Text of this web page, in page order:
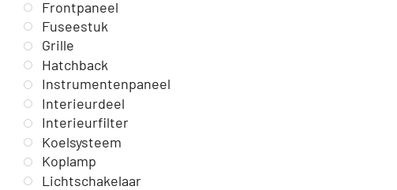
Frontpaneel
Fuseestuk
Grille
Hatchback
Instrumentenpaneel
Interieurdeel
Interieurfilter
Koelsysteem
Koplamp
Lichtschakelaar